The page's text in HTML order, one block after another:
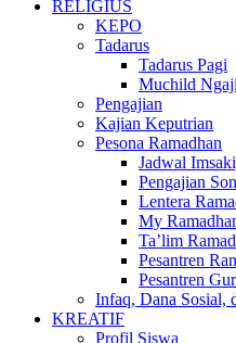
RELIGIUS
KEPO
Tadarus
Tadarus Pagi
Muchild
Pengajian
Kajian Keputrian
Pesona Ramadhan
Jadwal
Pengajian
Lentera
My
Ta’lim
Pesantren
Pesantren
Infaq, Dana Sosial,
KREATIF
Profil Siswa